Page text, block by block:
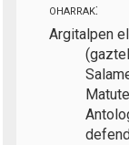
oharrak:
Argitalpen